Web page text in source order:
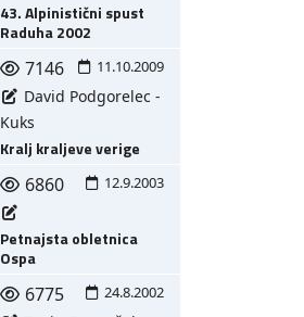
43. Alpinistični spust
Raduha 2002
7146 11.10.2009
David Podgorelec -
Kuks
Kralj kraljeve verige
6860 12.9.2003
Petnajsta obletnica
Ospa
6775 24.8.2002